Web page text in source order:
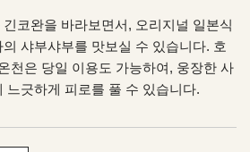
코완을 바라보면서, 오리지널 일본식
샤부샤부를 맛보실 수 있습니다. 호
천은 당일 이용도 가능하여, 웅장한 사
느긋하게 피로를 풀 수 있습니다.